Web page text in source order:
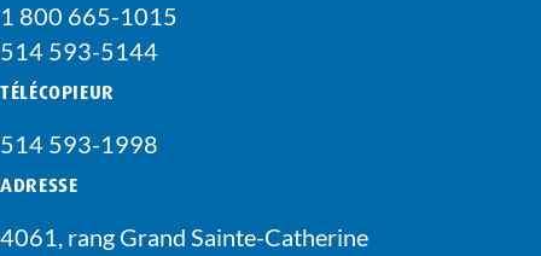
1 800 665-1015
514 593-5144
TÉLÉCOPIEUR
514 593-1998
ADRESSE
4061, rang Grand Sainte-Catherine